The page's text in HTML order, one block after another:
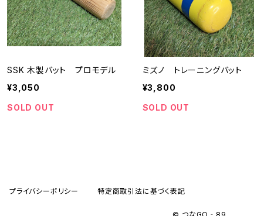
SSK 木製バット プロモデル
¥3,050
SOLD OUT
ミズノ トレーニングバット
¥3,800
SOLD OUT
プライバシーポリシー 特定商取引法に基づく表記